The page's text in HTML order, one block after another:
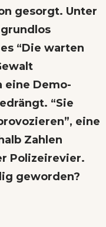
gesorgt. Unter
“Die warten
eine Demo-
“Sie
eine
Zahlen
Polizeirevier.
geworden?